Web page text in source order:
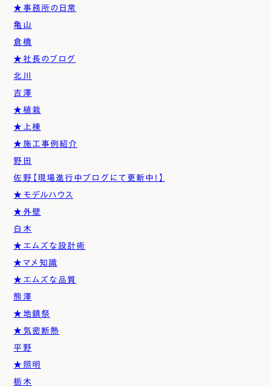
★事務所の日常
亀山
倉橋
★社長のブログ
北川
吉澤
★植栽
★上棟
★施工事例紹介
野田
佐野【現場進行中ブログにて更新中！】
★モデルハウス
★外壁
白木
★エムズな設計術
★マメ知識
★エムズな品質
熊澤
★地鎮祭
★気密断熱
平野
★照明
栃木